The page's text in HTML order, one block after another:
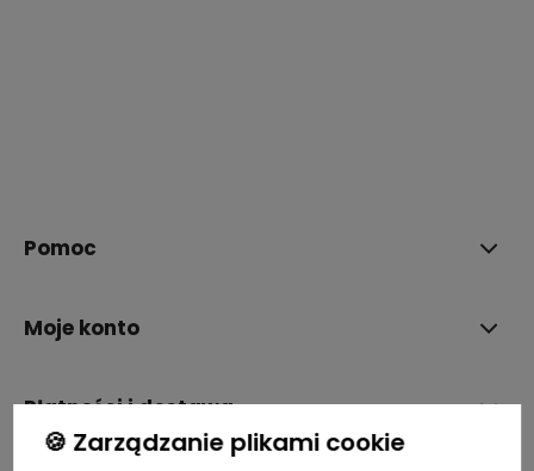
Pomoc
Moje konto
Płatności i dostawa
🍪 Zarządzanie plikami cookie